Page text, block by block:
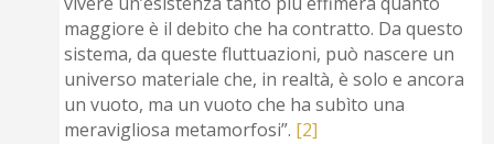
maggiore è il debito che ha contratto. Da questo
sistema, da queste fluttuazioni, può nascere un
universo materiale che, in realtà, è solo e ancora
un vuoto, ma un vuoto che ha subìto una
meravigliosa metamorfosi”. [2]